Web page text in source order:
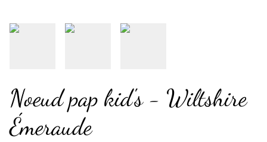
Noeud pap kid's - Wiltshire
Émeraude